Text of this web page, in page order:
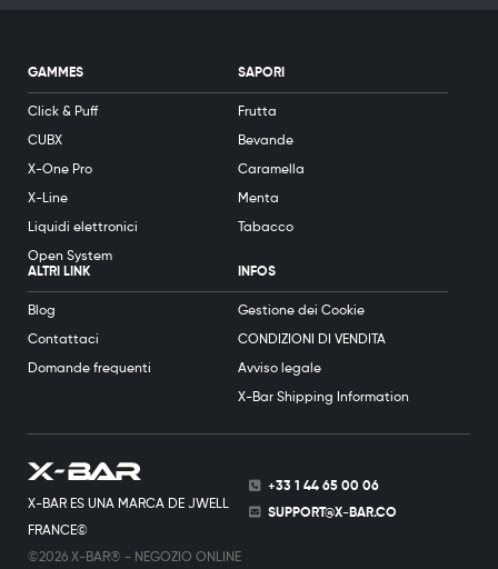
X-BAR ES UNA MARCA DE JWELL
FRANCE©
©2026 X-BAR® - NEGOZIO ONLINE
+33 1 44 65 00 06
SUPPORT@X-BAR.CO
GAMMES
Click & Puff
CUBX
X-One Pro
X-Line
Liquidi elettronici
Open System
SAPORI
Frutta
Bevande
Caramella
Menta
Tabacco
ALTRI LINK
Blog
Contattaci
Domande frequenti
INFOS
Gestione dei Cookie
CONDIZIONI DI VENDITA
Avviso legale
X-Bar Shipping Information